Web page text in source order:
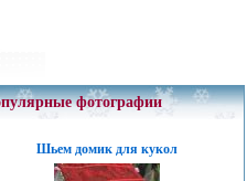
фотографии
Шьем домик для кукол